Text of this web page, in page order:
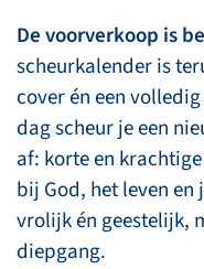
De voorverkoop is
scheurkalender is
cover én een
dag scheur je een
af: korte en
bij God, het leven en
vrolijk én geestelijk,
diepgang.